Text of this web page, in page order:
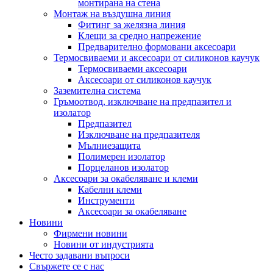
монтирана на стена
Монтаж на въздушна линия
Фитинг за желязна линия
Клещи за средно напрежение
Предварително формовани аксесоари
Термосвиваеми и аксесоари от силиконов каучук
Термосвиваеми аксесоари
Аксесоари от силиконов каучук
Заземителна система
Гръмоотвод, изключване на предпазител и
изолатор
Предпазител
Изключване на предпазителя
Мълниезащита
Полимерен изолатор
Порцеланов изолатор
Аксесоари за окабеляване и клеми
Кабелни клеми
Инструменти
Аксесоари за окабеляване
Новини
Фирмени новини
Новини от индустрията
Често задавани въпроси
Свържете се с нас